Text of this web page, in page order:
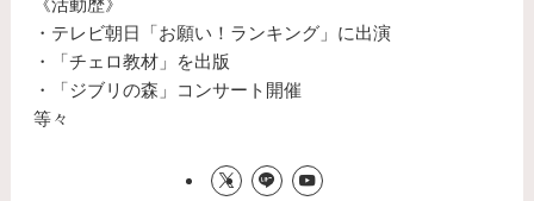
《活動歴》
・テレビ朝日「お願い！ランキング」に出演
・「チェロ教材」を出版
・「ジブリの森」コンサート開催
等々